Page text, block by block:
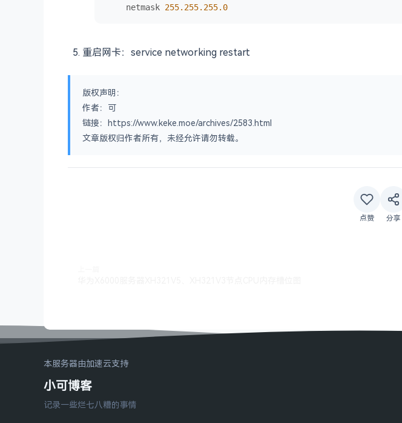
    netmask
255.255.255.0
重启网卡：service networking restart
版权声明：
作者：可
链接：https://www.keke.moe/archives/2583.html
文章版权归作者所有，未经允许请勿转载。
点赞 分享
本服务器由加速云支持
小可博客
记录一些烂七八糟的事情